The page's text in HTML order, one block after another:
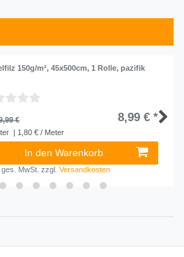
150g/m², 45x500cm, 1 Rolle, pazifik
€ 8,99 € *
| 1,80 € / Meter
In den Warenkorb
MwSt. zzgl.Versandkosten